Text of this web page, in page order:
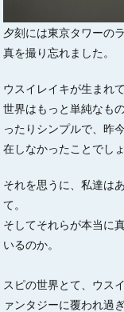
夕刻には東京タワーの
真を撮り忘れました。
ウスイレイキが生まれ
世界はもっと単純なも
ったりシンプルで、昨
在しなかったことでしょ
それを思うに、私達は
て。
そしてそれらが本当に
いるのか。
スピの世界とて、ウス
ァンタジーに覆われ過